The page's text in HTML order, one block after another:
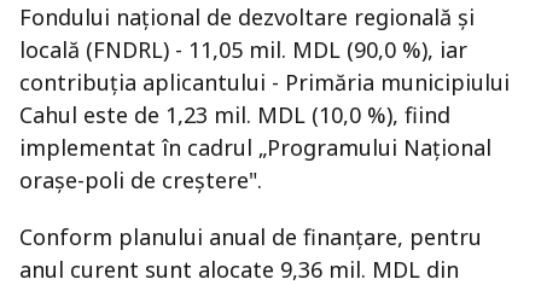
Fondului național de dezvoltare regională și
locală (FNDRL) - 11,05 mil. MDL (90,0 %), iar
contribuția aplicantului - Primăria municipiului
Cahul este de 1,23 mil. MDL (10,0 %), fiind
implementat în cadrul „Programului Național
orașe-poli de creștere".
Conform planului anual de finanțare, pentru
anul curent sunt alocate 9,36 mil. MDL din